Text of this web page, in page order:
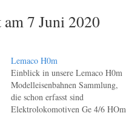
am 7 Juni 2020
Lemaco H0m
Einblick in unsere Lemaco H0m
Modelleisenbahnen Sammlung,
die schon erfasst sind
Elektrolokomotiven Ge 4/6